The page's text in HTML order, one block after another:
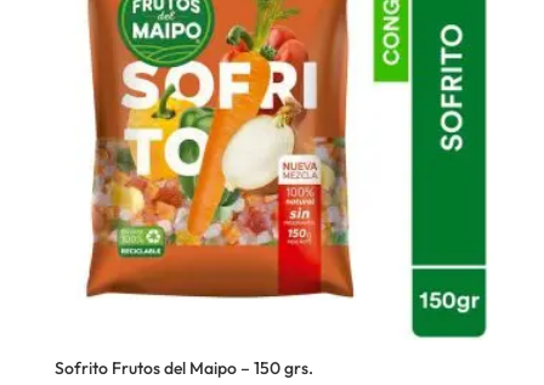
Sofrito Frutos del Maipo – 150 grs.